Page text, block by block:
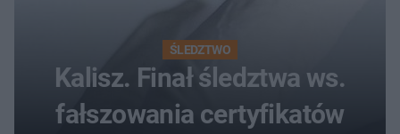
ŚLEDZTWO
Kalisz. Finał śledztwa ws.
fałszowania certyfikatów